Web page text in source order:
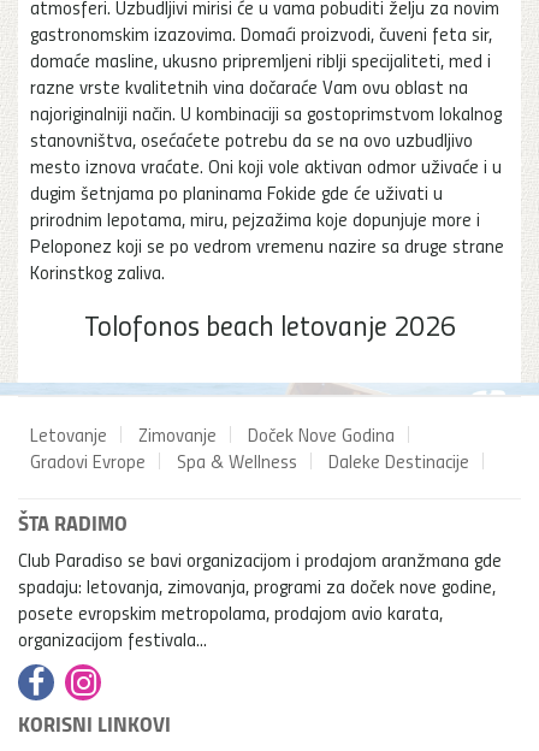
atmosferi. Uzbudljivi mirisi će u vama pobuditi želju za novim
gastronomskim izazovima. Domaći proizvodi, čuveni feta sir,
domaće masline, ukusno pripremljeni riblji specijaliteti, med i
razne vrste kvalitetnih vina dočaraće Vam ovu oblast na
najoriginalniji način. U kombinaciji sa gostoprimstvom lokalnog
stanovništva, osećaćete potrebu da se na ovo uzbudljivo
mesto iznova vraćate. Oni koji vole aktivan odmor uživaće i u
dugim šetnjama po planinama Fokide gde će uživati u
prirodnim lepotama, miru, pejzažima koje dopunjuje more i
Peloponez koji se po vedrom vremenu nazire sa druge strane
Korinstkog zaliva.
Tolofonos beach letovanje 2026
Letovanje Zimovanje
Doček Nove Godina
Gradovi Evrope
Spa & Wellness Daleke Destinacije
ŠTA RADIMO
Club Paradiso se bavi organizacijom i prodajom aranžmana gde
spadaju: letovanja, zimovanja, programi za doček nove godine,
posete evropskim metropolama, prodajom avio karata,
organizacijom festivala...
KORISNI LINKOVI